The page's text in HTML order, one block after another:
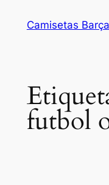
Camisetas Barça
futbol